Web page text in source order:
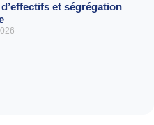
et ségrégation